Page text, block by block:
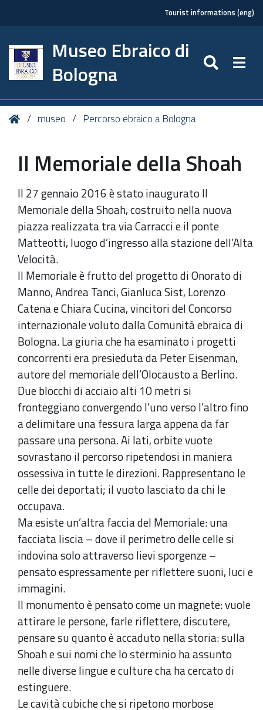
Tourist informations (eng)
Museo Ebraico di
Bologna
Tu Homemuseo Percorso ebraico a Bologna
Il Memoriale della Shoah
Il 27 gennaio 2016 è stato inaugurato Il
Memoriale della Shoah, costruito nella nuova
piazza realizzata tra via Carracci e il ponte
Matteotti, luogo d’ingresso alla stazione dell’Alta
Velocità.
Il Memoriale è frutto del progetto di Onorato di
Manno, Andrea Tanci, Gianluca Sist, Lorenzo
Catena e Chiara Cucina, vincitori del Concorso
internazionale voluto dalla Comunità ebraica di
Bologna. La giuria che ha esaminato i progetti
concorrenti era presieduta da Peter Eisenman,
autore del memoriale dell’Olocausto a Berlino.
Due blocchi di acciaio alti 10 metri si
fronteggiano convergendo l’uno verso l’altro fino
a delimitare una fessura larga appena da far
passare una persona. Ai lati, orbite vuote
sovrastano il percorso ripetendosi in maniera
ossessiva in tutte le direzioni. Rappresentano le
celle dei deportati; il vuoto lasciato da chi le
occupava.
Ma esiste un’altra faccia del Memoriale: una
facciata liscia – dove il perimetro delle celle si
indovina solo attraverso lievi sporgenze –
pensato espressamente per riflettere suoni, luci e
immagini.
Il monumento è pensato come un magnete: vuole
attirare le persone, farle riflettere, discutere,
pensare su quanto è accaduto nella storia: sulla
Shoah e sui nomi che lo sterminio ha assunto
nelle diverse lingue e culture cha ha cercato di
estinguere.
Le cavità cubiche che si ripetono morbose